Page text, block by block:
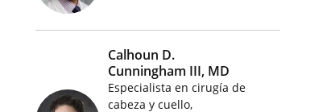
Calhoun D.
Cunningham III, MD
Especialista en cirugía de
cabeza y cuello,